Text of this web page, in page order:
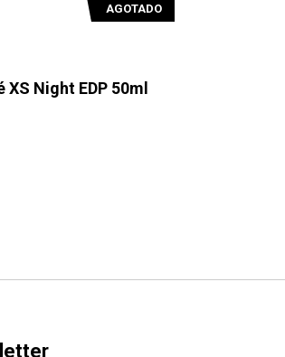
AGOTADO
XS Night EDP 50ml